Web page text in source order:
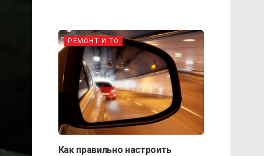
РЕМОНТ И ТО
Как правильно настроить